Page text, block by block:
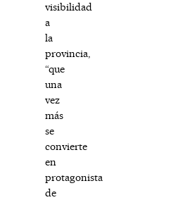
visibilidad
a
la
provincia,
“que
una
vez
más
se
convierte
en
protagonista
de